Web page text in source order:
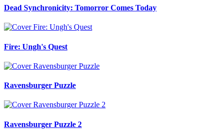
Dead Synchronicity: Tomorror Comes Today
Fire: Ungh's Quest
Ravensburger Puzzle
Ravensburger Puzzle 2